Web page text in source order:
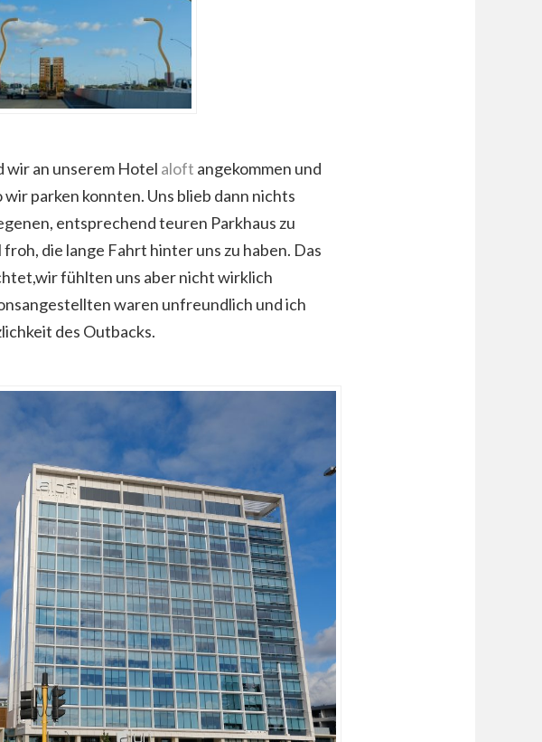
wir an unserem Hotel aloft angekommen und
parken konnten. Uns blieb dann nichts
entsprechend teuren Parkhaus zu
die lange Fahrt hinter uns zu haben. Das
fühlten uns aber nicht wirklich
waren unfreundlich und ich
des Outbacks.